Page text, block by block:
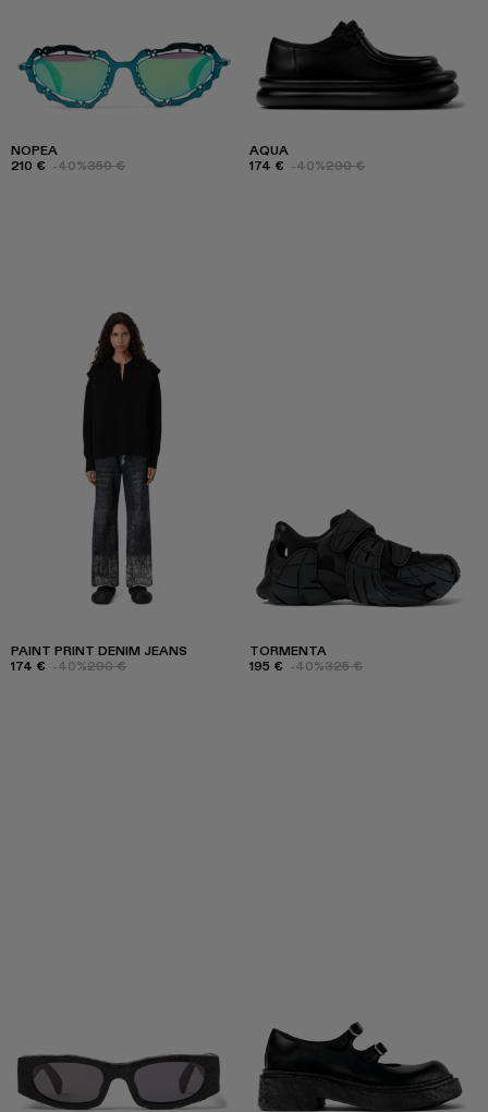
NOPEA
210 € -40%350 €
AQUA
174 € -40%290 €
PAINT PRINT DENIM JEANS
174 € -40%290 €
TORMENTA
195 € -40%325 €